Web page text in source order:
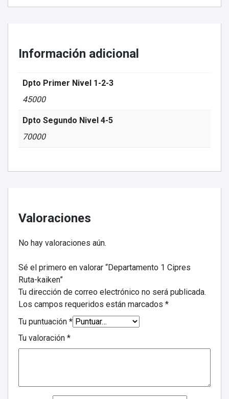
Información adicional
Dpto Primer Nivel 1-2-3
45000
Dpto Segundo Nivel 4-5
70000
Valoraciones
No hay valoraciones aún.
Sé el primero en valorar “Departamento 1 Cipres
Ruta-kaiken”
Tu dirección de correo electrónico no será publicada.
Los campos requeridos están marcados *
Tu puntuación *
Tu valoración *